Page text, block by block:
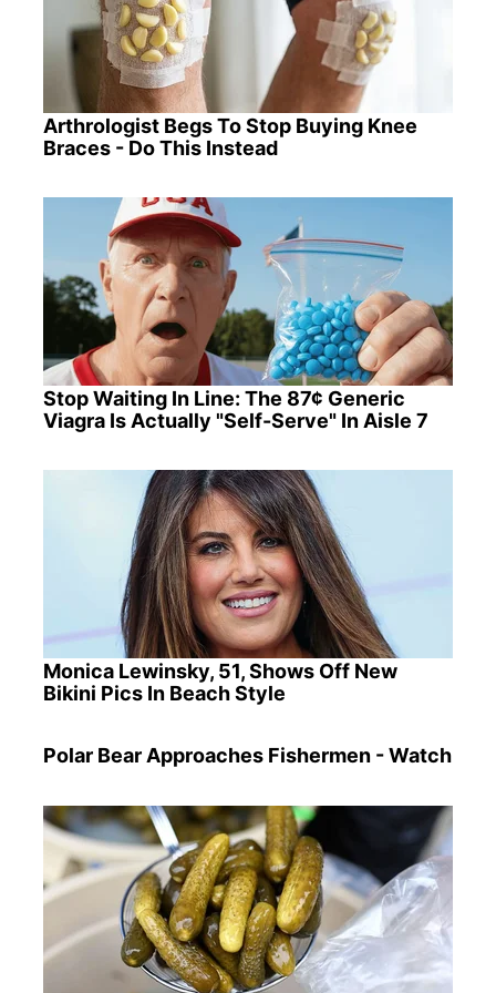
Arthrologist Begs To Stop Buying Knee
Braces - Do This Instead
Stop Waiting In Line: The 87¢ Generic
Viagra Is Actually "Self-Serve" In Aisle 7
Monica Lewinsky, 51, Shows Off New
Bikini Pics In Beach Style
Polar Bear Approaches Fishermen - Watch